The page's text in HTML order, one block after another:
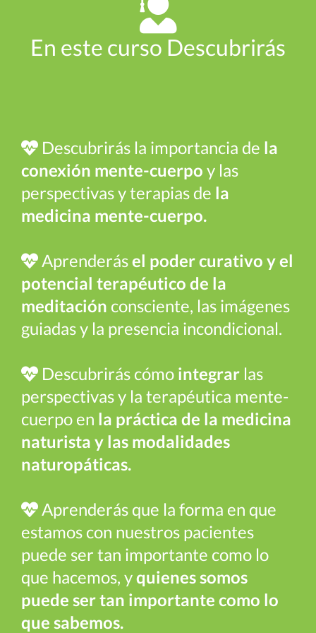
En este curso Descubrirás
Descubrirás la importancia de la
conexión mente-cuerpo y las
perspectivas y terapias de la
medicina mente-cuerpo.
Aprenderásel poder curativo y el
potencial terapéutico de la
meditación consciente, las imágenes
guiadas y la presencia incondicional.
Descubrirás cómo integrar las
perspectivas y la terapéutica mente-
cuerpo en la práctica de la medicina
naturista y las modalidades
naturopáticas.
Aprenderás que la forma en que
estamos con nuestros pacientes
puede ser tan importante como lo
que hacemos, yquienes somos
puede ser tan importante como lo
que sabemos.